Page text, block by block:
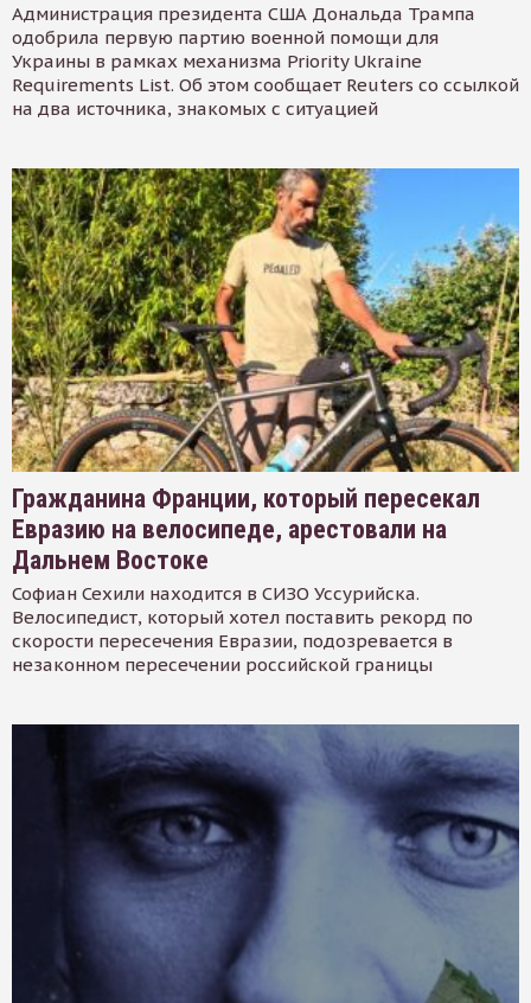
Администрация президента США Дональда Трампа
одобрила первую партию военной помощи для
Украины в рамках механизма Priority Ukraine
Requirements List. Об этом сообщает Reuters со ссылкой
на два источника, знакомых с ситуацией
Гражданина Франции, который пересекал
Евразию на велосипеде, арестовали на
Дальнем Востоке
Софиан Сехили находится в СИЗО Уссурийска.
Велосипедист, который хотел поставить рекорд по
скорости пересечения Евразии, подозревается в
незаконном пересечении российской границы